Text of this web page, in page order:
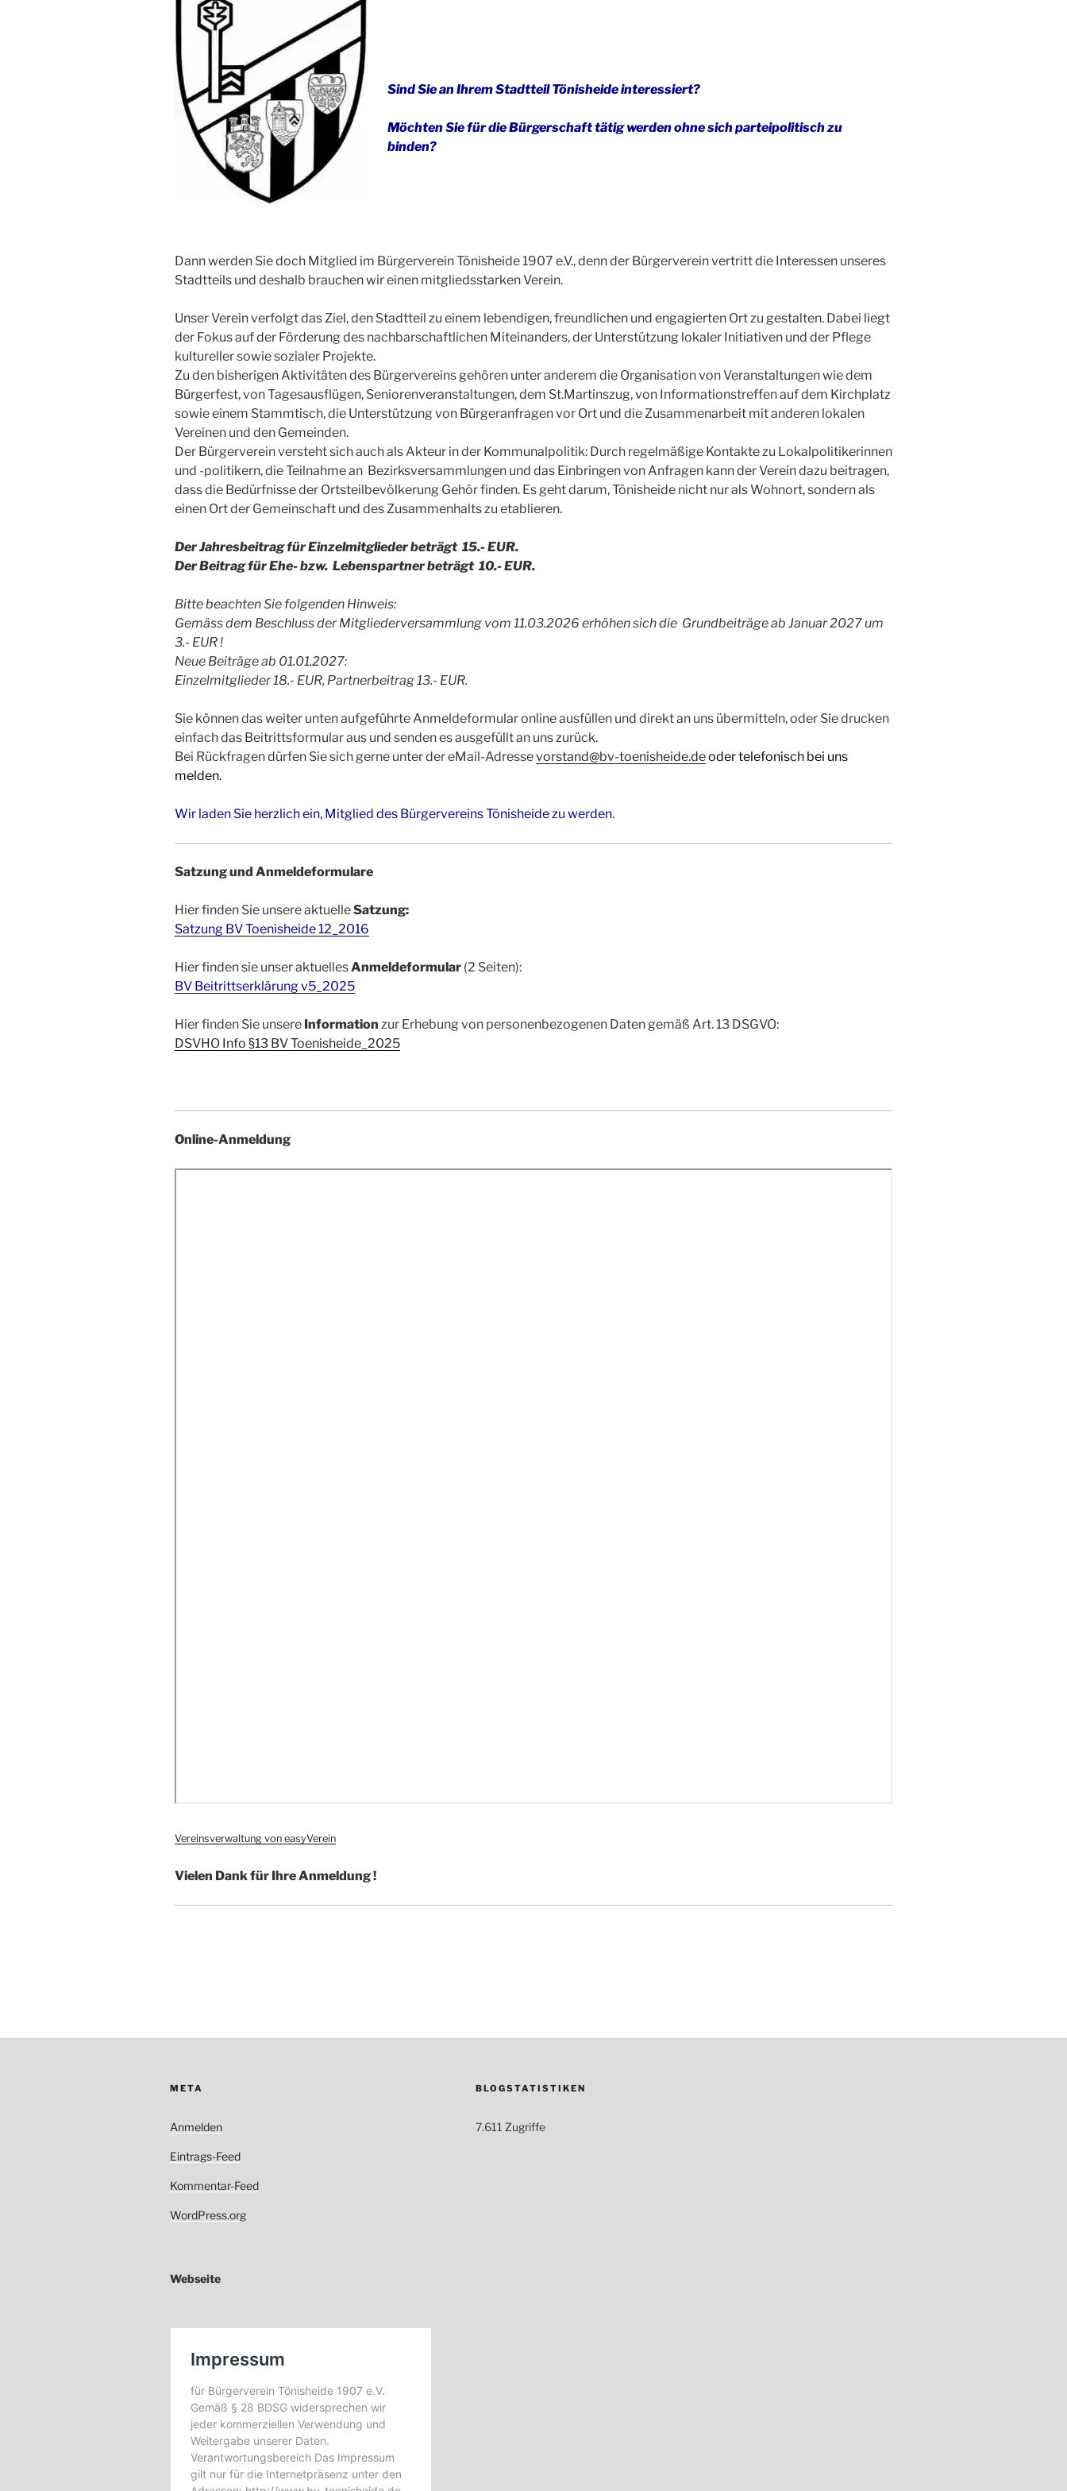
Sind Sie an Ihrem Stadtteil Tönisheide interessiert?
Möchten Sie für die Bürgerschaft tätig werden ohne sich parteipolitisch zu
binden?
Dann werden Sie doch Mitglied im Bürgerverein Tönisheide 1907 e.V., denn der Bürgerverein vertritt die Interessen unseres
Stadtteils und deshalb brauchen wir einen mitgliedsstarken Verein.
Unser Verein verfolgt das Ziel, den Stadtteil zu einem lebendigen, freundlichen und engagierten Ort zu gestalten. Dabei liegt
der Fokus auf der Förderung des nachbarschaftlichen Miteinanders, der Unterstützung lokaler Initiativen und der Pflege
kultureller sowie sozialer Projekte.
Zu den bisherigen Aktivitäten des Bürgervereins gehören unter anderem die Organisation von Veranstaltungen wie dem
Bürgerfest, von Tagesausflügen, Seniorenveranstaltungen, dem St.Martinszug, von Informationstreffen auf dem Kirchplatz
sowie einem Stammtisch, die Unterstützung von Bürgeranfragen vor Ort und die Zusammenarbeit mit anderen lokalen
Vereinen und den Gemeinden.
Der Bürgerverein versteht sich auch als Akteur in der Kommunalpolitik: Durch regelmäßige Kontakte zu Lokalpolitikerinnen
und -politikern, die Teilnahme an Bezirksversammlungen und das Einbringen von Anfragen kann der Verein dazu beitragen,
dass die Bedürfnisse der Ortsteilbevölkerung Gehör finden. Es geht darum, Tönisheide nicht nur als Wohnort, sondern als
einen Ort der Gemeinschaft und des Zusammenhalts zu etablieren.
Der Jahresbeitrag für Einzelmitglieder beträgt 15.- EUR.
Der Beitrag für Ehe- bzw. Lebenspartner beträgt 10.- EUR.
Bitte beachten Sie folgenden Hinweis:
Gemäss dem Beschluss der Mitgliederversammlung vom 11.03.2026 erhöhen sich die Grundbeiträge ab Januar 2027 um
3.- EUR !
Neue Beiträge ab 01.01.2027:
Einzelmitglieder 18.- EUR, Partnerbeitrag 13.- EUR.
Sie können das weiter unten aufgeführte Anmeldeformular online ausfüllen und direkt an uns übermitteln, oder Sie drucken
einfach das Beitrittsformular aus und senden es ausgefüllt an uns zurück.
Bei Rückfragen dürfen Sie sich gerne unter der eMail-Adressevorstand@bv-toenisheide.deoder telefonisch bei uns
melden.
Wir laden Sie herzlich ein, Mitglied des Bürgervereins Tönisheide zu werden.
Satzung und Anmeldeformulare
Hier finden Sie unsere aktuelleSatzung:
Satzung BV Toenisheide 12_2016
Hier finden sie unser aktuellesAnmeldeformular (2 Seiten):
BV Beitrittserklärung v5_2025
Hier finden Sie unsere Information zur Erhebung von personenbezogenen Daten gemäß Art. 13 DS­GVO:
DSVHO Info §13 BV Toenisheide_2025
Online-Anmeldung
Vereinsverwaltung von easyVerein
Vielen Dank für Ihre Anmeldung !
META
Anmelden
Eintrags-Feed
Kommentar-Feed
WordPress.org
Webseite
BLOGSTATISTIKEN
7.611 Zugriffe